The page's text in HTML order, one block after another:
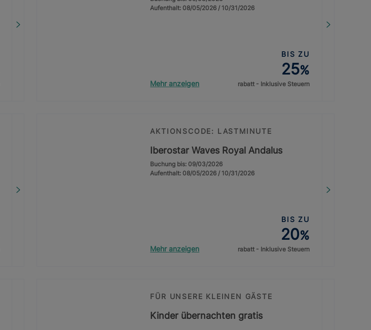
Aufenthalt: 08/05/2026 / 10/31/2026
Mehr anzeigen
BIS ZU
25%
rabatt - Inklusive Steuern
AKTIONSCODE: LASTMINUTE
Iberostar Waves Royal Andalus
Buchung bis: 09/03/2026
Aufenthalt: 08/05/2026 / 10/31/2026
Mehr anzeigen
BIS ZU
20%
rabatt - Inklusive Steuern
FÜR UNSERE KLEINEN GÄSTE
Kinder übernachten gratis